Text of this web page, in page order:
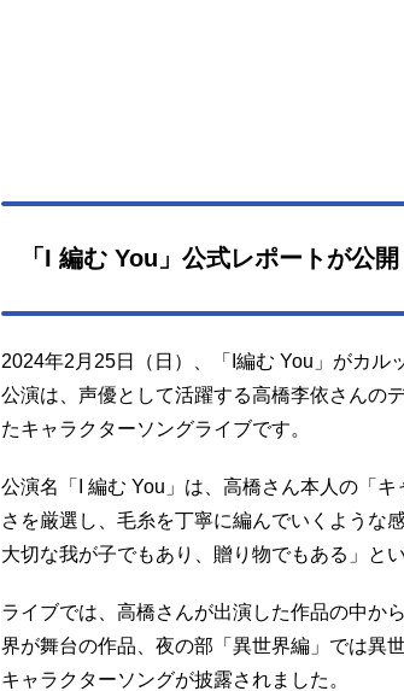
「I 編む You」公式レポートが公開
2024年2月25日（日）、「I編む You」がカル
公演は、声優として活躍する高橋李依さんの
たキャラクターソングライブです。
公演名「I 編む You」は、高橋さん本人の「
さを厳選し、毛糸を丁寧に編んでいくような
大切な我が子でもあり、贈り物でもある」と
ライブでは、高橋さんが出演した作品の中か
界が舞台の作品、夜の部「異世界編」では異
キャラクターソングが披露されました。